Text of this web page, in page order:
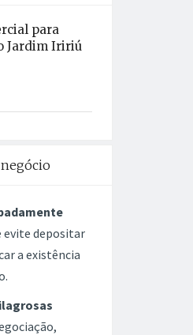
para
Jardim Iririú
evite depositar
a existência